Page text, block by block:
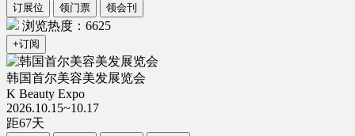
订展位 领门票 领会刊
浏览热度：6625
+订阅
韩国首尔美容美发展览会
K Beauty Expo
2026.10.15~10.17
距67天